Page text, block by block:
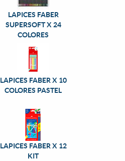
LAPICES FABER
SUPERSOFT X 24
COLORES
LAPICES FABER X 10
COLORES PASTEL
LAPICES FABER X 12
KIT